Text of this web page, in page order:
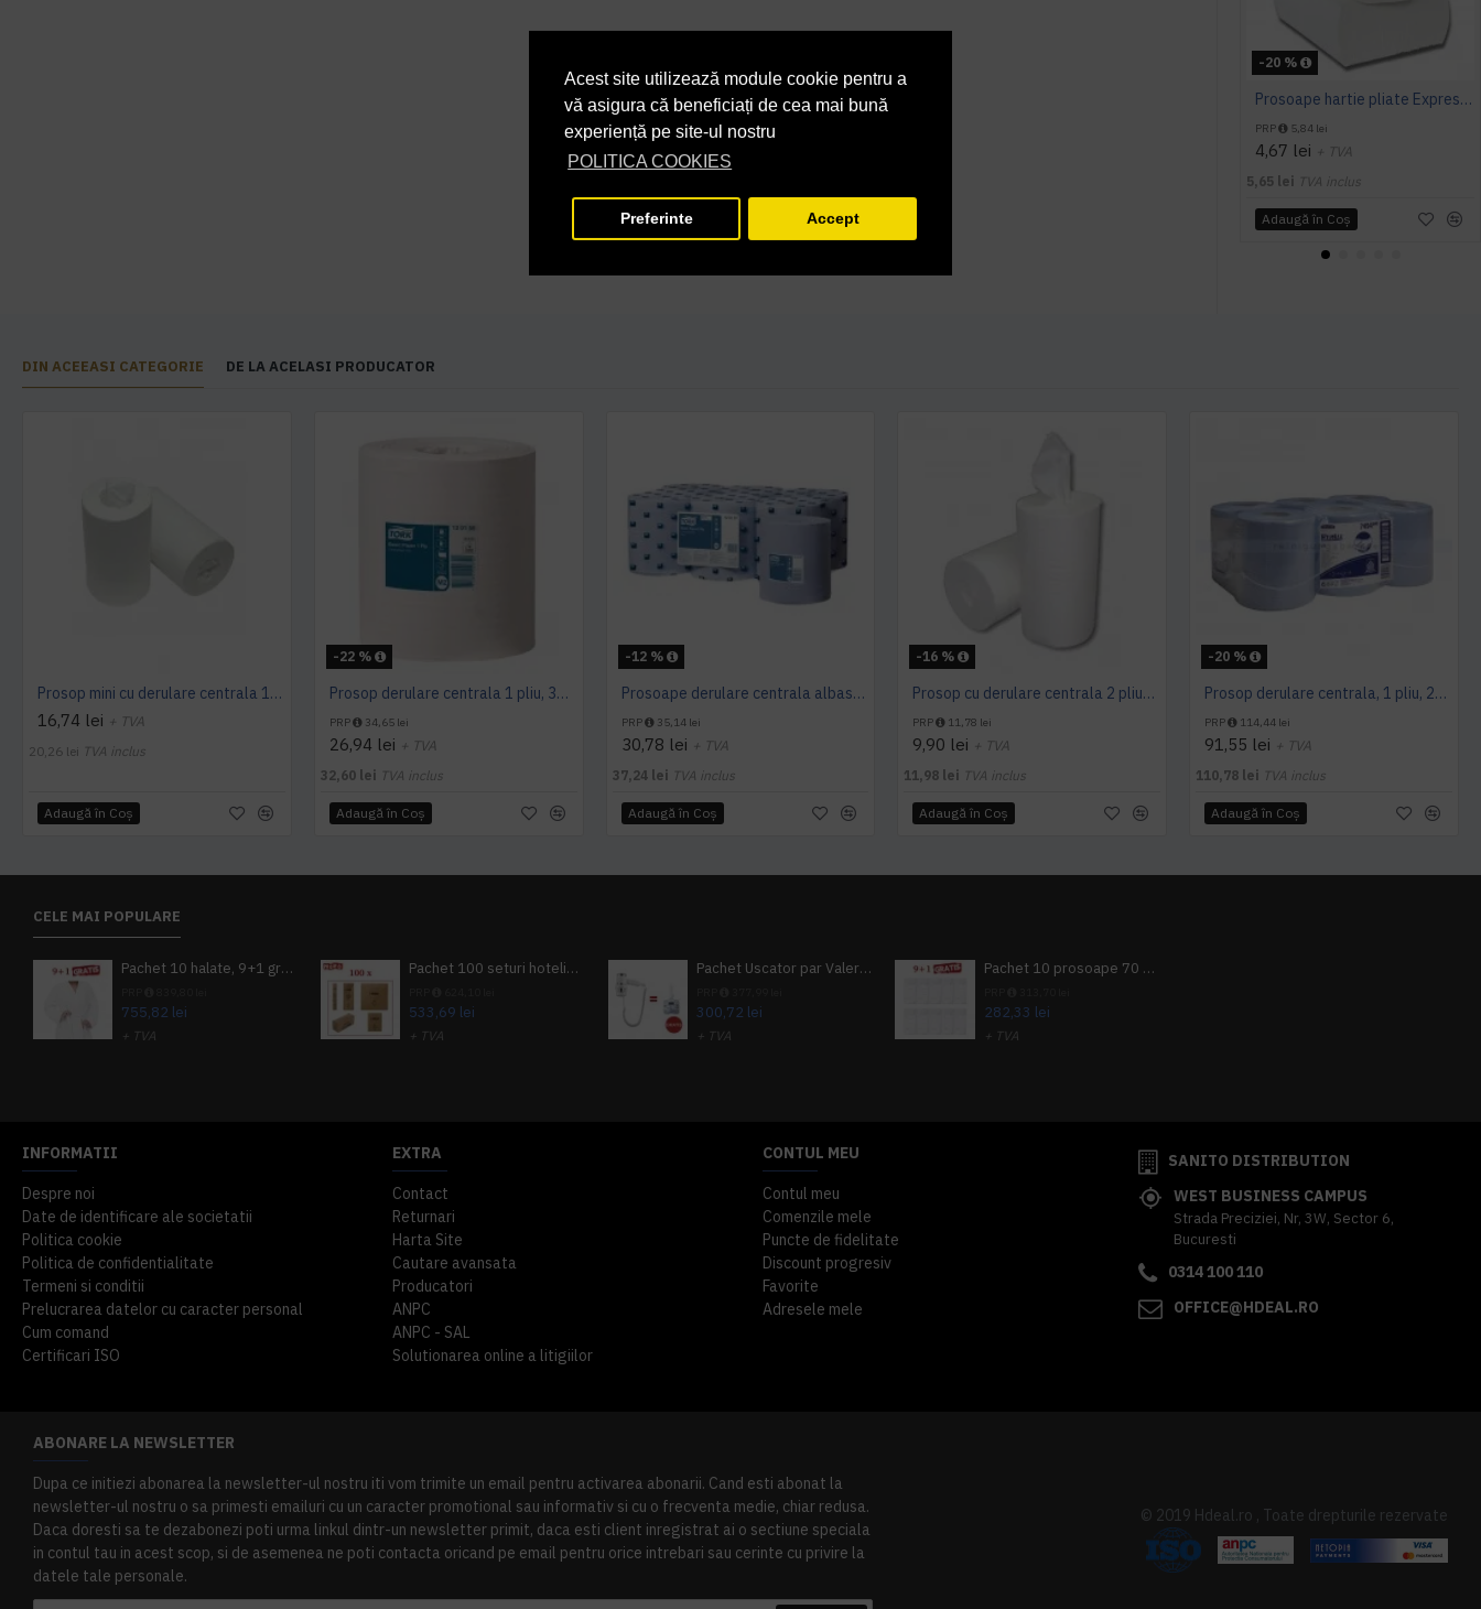
Acest site utilizează module cookie pentru a
vă asigura că beneficiați de cea mai bună
experiență pe site-ul nostru
POLITICA COOKIES
Preferinte Accept
-20 %
Prosoape hartie pliate Expres Z fold, 160 buc / pachet, 2 straturi, 21 x 23 cm, 12 pac / bax, AQAS
PRP 5,84 lei
4,67 lei + TVA
5,65 lei TVA inclus
Adaugă în Coş
DIN ACEEASI CATEGORIE DE LA ACELASI PRODUCATOR
Prosop mini cu derulare centrala 1 pliu, 120 m Tork
16,74 lei + TVA
20,26 lei TVA inclus
Adaugă în Coş
-22 %
Prosop derulare centrala 1 pliu, 300 m Tork
PRP 34,65 lei
26,94 lei + TVA
32,60 lei TVA inclus
Adaugă în Coş
-12 %
Prosoape derulare centrala albastru 2 pliuri 150 m Tork, portionate
PRP 35,14 lei
30,78 lei + TVA
37,24 lei TVA inclus
Adaugă în Coş
-16 %
Prosop cu derulare centrala 2 pliuri 100 m, portionata, alb, celuloza 100%, AQAS
PRP 11,78 lei
9,90 lei + TVA
11,98 lei TVA inclus
Adaugă în Coş
-20 %
Prosop derulare centrala, 1 pliu, 200 m Wypall L10
PRP 114,44 lei
91,55 lei + TVA
110,78 lei TVA inclus
Adaugă în Coş
CELE MAI POPULARE
Pachet 10 halate, 9+1 gratuit
755,82 lei
+ TVA
Pachet 100 seturi hoteliere, set dentar, set barbierit, casca de dus, pila unghii, set cusut
533,69 lei
+ TVA
Pachet Uscator par Valera Action Super Plus + GRATUIT Sampon si gel de dus Tork
300,72 lei
+ TVA
Pachet 10 prosoape 70 x 140cm 9 + 1 gratuit
282,33 lei
+ TVA
INFORMATII
Despre noi
Date de identificare ale societatii
Politica cookie
Politica de confidentialitate
Termeni si conditii
Prelucrarea datelor cu caracter personal
Cum comand
Certificari ISO
EXTRA
Contact
Returnari
Harta Site
Cautare avansata
Producatori
ANPC
ANPC - SAL
Solutionarea online a litigiilor
CONTUL MEU
Contul meu
Comenzile mele
Puncte de fidelitate
Discount progresiv
Favorite
Adresele mele
SANITO DISTRIBUTION
WEST BUSINESS CAMPUS
Strada Preciziei, Nr, 3W, Sector 6,
Bucuresti
0314 100 110
OFFICE@HDEAL.RO
ABONARE LA NEWSLETTER
Dupa ce initiezi abonarea la newsletter-ul nostru iti vom trimite un email pentru activarea abonarii. Cand esti abonat la
newsletter-ul nostru o sa primesti emailuri cu un caracter promotional sau informativ si cu o frecventa medie, chiar redusa.
Daca doresti sa te dezabonezi poti urma linkul dintr-un newsletter primit, daca esti client inregistrat ai o sectiune speciala
in contul tau in acest scop, si de asemenea ne poti contacta oricand pe email pentru orice intrebari sau cerinte cu privire la
datele tale personale.
© 2019 Hdeal.ro , Toate drepturile rezervate